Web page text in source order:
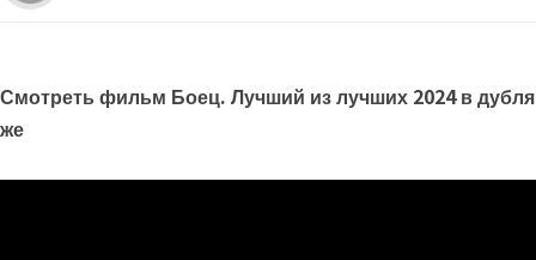
Смотреть фильм Боец. Лучший из лучших 2024 в дубля
же